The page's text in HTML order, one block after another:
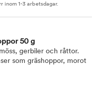
inom 1-3 arbetsdagar.
50 g
gerbiler och råttor.
som gräshoppor, morot